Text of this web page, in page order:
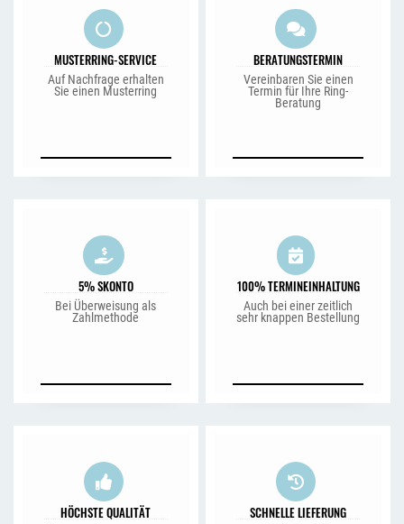
MUSTERRING-SERVICE
Auf Nachfrage erhalten
Sie einen Musterring
BERATUNGSTERMIN
Vereinbaren Sie einen
Termin für Ihre Ring-
Beratung
5% SKONTO
Bei Überweisung als
Zahlmethode
100% TERMINEINHALTUNG
Auch bei einer zeitlich
sehr knappen Bestellung
HÖCHSTE QUALITÄT SCHNELLE LIEFERUNG